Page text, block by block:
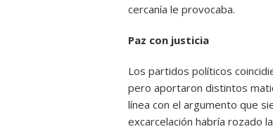
cercanía le provocaba.
Paz con justicia
Los partidos políticos
pero aportaron distintos
línea con el argumento que
excarcelación habría rozado